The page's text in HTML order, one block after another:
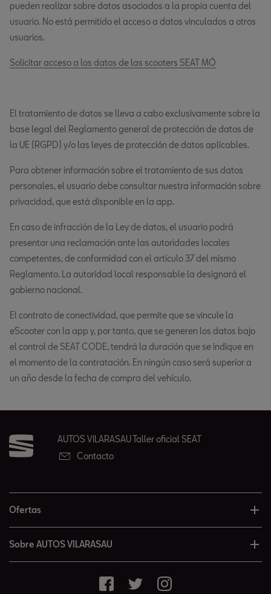
pueden realizar sobre datos asociados a la propia cuenta del
usuario. No está permitido el acceso a datos vinculados a otros
usuarios.
Solicitar acceso a los datos de las scooters SEAT MÓ
El tratamiento de datos se lleva a cabo exclusivamente sobre la
base legal del Reglamento general de protección de datos de
la UE (RGPD) y/o las leyes de protección de datos aplicables.
Para obtener información sobre el tratamiento de sus datos
personales, el usuario debe consultar nuestra información sobre
privacidad, que está disponible en la app.
En caso de infracción de la Ley de datos, el usuario podrá
presentar una reclamación ante las autoridades locales
competentes, de conformidad con el artículo 37 del mismo
Reglamento. La autoridad local responsable la designará el
gobierno nacional.
El contrato de conectividad, que permite que se vincule la
eScooter con la app y, por tanto, que se generen los datos bajo
el control de SEAT CODE, tendrá la duración que se indique en
el momento de la contratación. En ningún caso será superior a
un año desde la fecha de compra del vehículo.
AUTOS VILARASAU Taller oficial SEAT
Contacto
Ofertas
Sobre AUTOS VILARASAU